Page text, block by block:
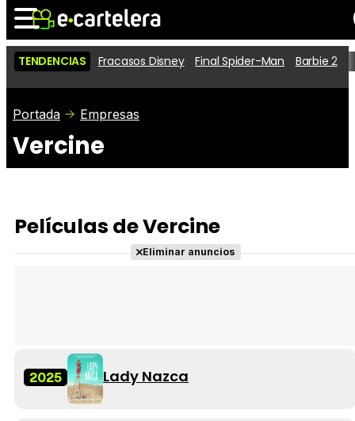
Noticias
Series
Críticas
Entradas
TENDENCIAS Fracasos Disney Final Spider-Man Barbie 2
Portada Empresas
Vercine
Películas de Vercine
Eliminar anuncios
2025 Lady Nazca